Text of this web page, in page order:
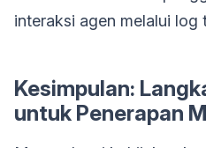
interaksi agen melalui log
Kesimpulan:
untuk Penerapan